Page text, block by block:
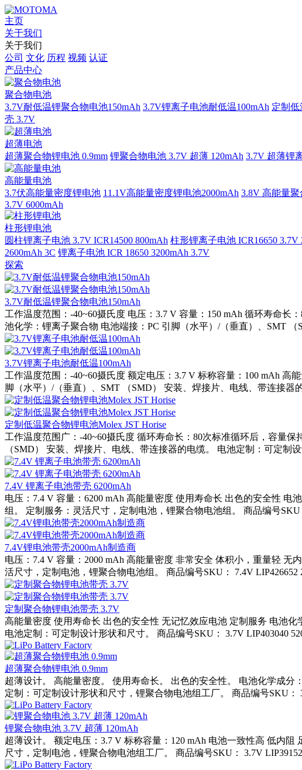
主页
关于我们
关于我们
公司 文化 历程 视频 认证
产品中心
聚合物电池
3.7V耐低温锂聚合物电池150mAh 3.7V锂离子电池耐低温100mAh 定制低
壳 3.7V
超薄电池
超薄聚合物锂电池 0.9mm 锂聚合物电池 3.7V 超薄 120mAh 3.7V 超薄锂
高能量电池
3.7伏高能量密度锂电池 11.1V高能量密度锂电池2000mAh 3.8V 高能量聚
3.7V 6000mAh
柱形锂电池
圆柱锂离子电池 3.7V ICR14500 800mAh 柱形锂离子电池 ICR16650 3.7V
2600mAh 3C 锂离子电池 ICR 18650 3200mAh 3.7V
探索
3.7V耐低温锂聚合物电池150mAh
工作温度范围：-40~60摄氏度 电压：3.7 V 容量：150 mAh 循环寿命
池化学：锂离子聚合物 电池端接：PC 引脚（水平）/（垂直）、SMT （
3.7V锂离子电池耐低温100mAh
工作温度范围：-40~60摄氏度 额定电压：3.7 V 标称容量：100 mAh 高
脚（水平）/（垂直）、SMT （SMD） 安装、焊接片、电线、带连接器
定制低温聚合物锂电池Molex JST Horise
工作温度范围广：-40~60摄氏度 循环寿命长：80次标准循环后，容量
（SMD） 安装、焊接片、电线、带连接器的电缆。 电池定制：可定制
7.4V 锂离子电池带壳 6200mAh
电压：7.4 V 容量：6200 mAh 高能量密度 使用寿命长 出色的安全性
组。 定制服务：灵活尺寸，定制电池，锂聚合物电池组。 商品编号SKU
7.4V锂电池带壳2000mAh制造商
电压：7.4 V 容量：2000 mAh 高能量密度 非常安全 体积小，重量轻
活尺寸，定制电池，锂聚合物电池组。 商品编号SKU： 7.4V LIP426652
定制聚合物锂电池带壳 3.7V
高能量密度 使用寿命长 出色的安全性 无记忆效应电池 定制服务 电池
电池定制：可定制设计形状和尺寸。 商品编号SKU： 3.7V LIP403040
超薄聚合物锂电池 0.9mm
超薄设计。 高能量密度。 使用寿命长。 出色的安全性。 电池化学成
定制：可定制设计形状和尺寸，锂聚合物电池组工厂。 商品编号SKU：
锂聚合物电池 3.7V 超薄 120mAh
超薄设计。 额定电压：3.7 V 标称容量：120 mAh 电池一致性高 低内
尺寸，定制电池，锂聚合物电池组工厂。 商品编号SKU： 3.7V